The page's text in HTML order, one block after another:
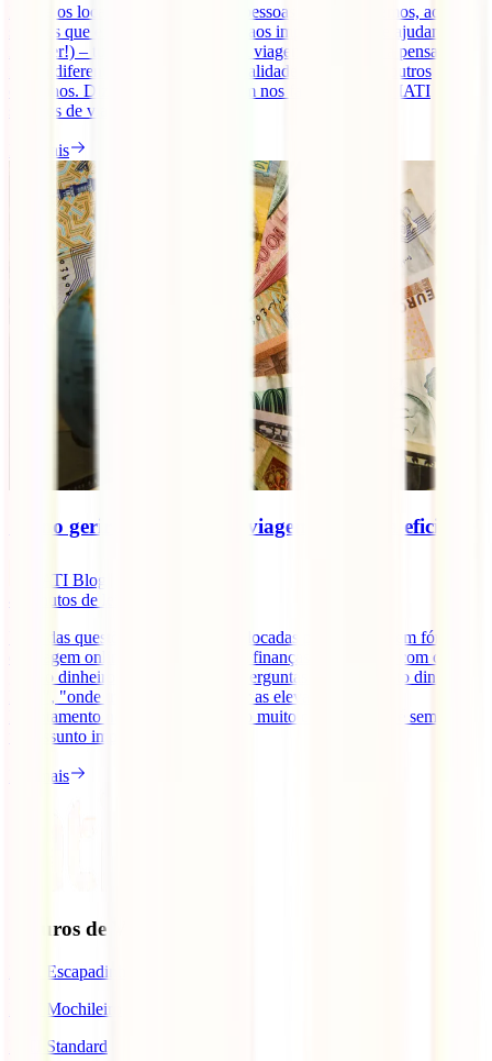
Desde os locais que visitamos, às pessoas que conhecemos, aos
sabores que experimentamos e até aos imprevistos (que ajudamos a
resolver!) – tudo nos transforma. A viagem obriga-nos a pensar de
forma diferente, a encarar novas realidades, soluções e outros
caminhos. Dizem-nos que a viagem nos faz crescer. E a IATI
seguros de viagens online [...]
Ler mais
Como gerir o dinheiro em viagem de forma eficiente
IATI Blog
minutos de leitura
Uma das questões muitas vezes colocadas por viajantes em fóruns
de viagem online tem a ver com as finanças em viagem, com como
gerir o dinheiro fora de Portugal. Perguntas como "quanto dinheiro
levar", "onde trocar", "como evitar as elevadas taxas de
levantamento nos multibancos" são muito comuns. Este é sempre
um assunto importante no [...]
Ler mais
Seguros de Viagem
IATI Escapadinhas
IATI Mochileiro
IATI Standard